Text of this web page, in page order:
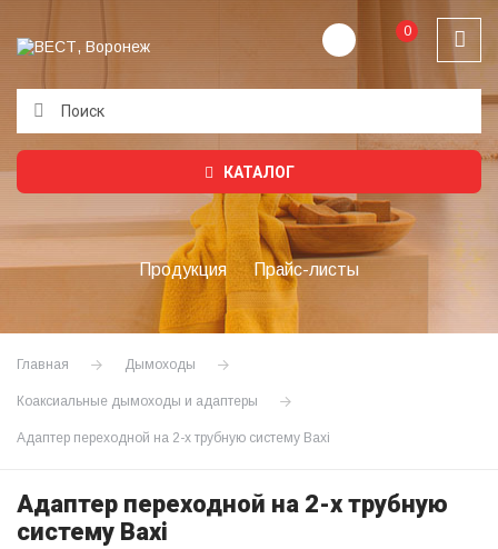
0
КАТАЛОГ
Продукция Прайс-листы
Главная Дымоходы
Коаксиальные дымоходы и адаптеры
Адаптер переходной на 2-х трубную систему Baxi
Адаптер переходной на 2-х трубную
систему Baxi